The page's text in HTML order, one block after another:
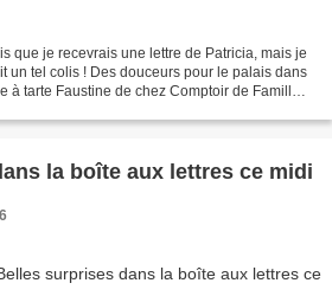
que je recevrais une lettre de Patricia, mais je
un tel colis ! Des douceurs pour le palais dans
à tarte Faustine de chez Comptoir de Famille
la boîte aux lettres ce midi